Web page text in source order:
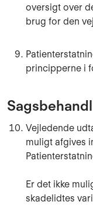
oversigt over
brug for den
principperne i
Vejledende
muligt afgives
Er det ikke
skadelidtes